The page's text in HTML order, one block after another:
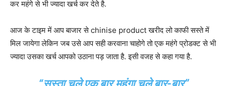
कर महंगे से भी ज्यादा खर्च कर देते है.
आज के टाइम में आप बाजार से chinise product खरीद लो काफी सस्ते में
मिल जायेगा लेकिन जब उसे आप सही करवाना चाहोगे तो एक महंगे प्रोडक्ट से भी
ज्यादा उसका खर्च आपको उठाना पड़ जाता है. इसी वजह से कहा गया है.